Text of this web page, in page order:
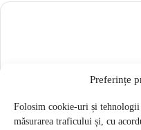
Preferințe
Folosim cookie-uri și
măsurarea traficului și, cu